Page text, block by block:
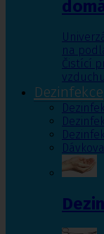
na
Čistící
vzduchu
Dezinfekce